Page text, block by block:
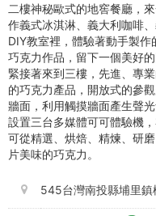
二樓神秘歐式的地窖餐廳，
作義式冰淇淋、義大利咖啡
DIY教室裡，體驗著動手製
巧克力作品，留下一個美好的
緊接著來到三樓，先進、專
的巧克力產品，開放式的參
牆面，利用觸摸牆面產生聲
設置三台多媒體可可體驗機
可從精選、烘焙、精煉、研
片美味的巧克力。
545台灣南投縣埔里鎮